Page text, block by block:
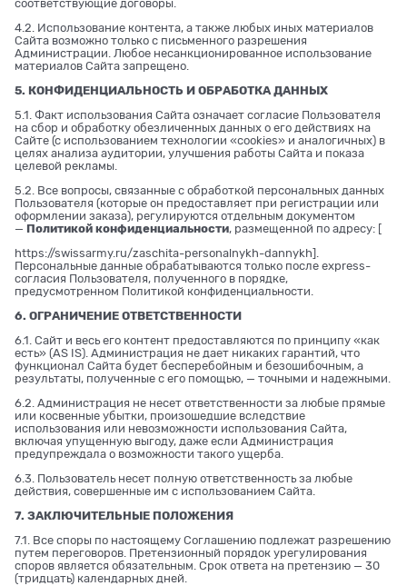
соответствующие договоры.
4.2. Использование контента, а также любых иных материалов
Сайта возможно только с письменного разрешения
Администрации. Любое несанкционированное использование
материалов Сайта запрещено.
5. КОНФИДЕНЦИАЛЬНОСТЬ И ОБРАБОТКА ДАННЫХ
5.1. Факт использования Сайта означает согласие Пользователя
на сбор и обработку обезличенных данных о его действиях на
Сайте (с использованием технологии «cookies» и аналогичных) в
целях анализа аудитории, улучшения работы Сайта и показа
целевой рекламы.
5.2. Все вопросы, связанные с обработкой персональных данных
Пользователя (которые он предоставляет при регистрации или
оформлении заказа), регулируются отдельным документом
— Политикой конфиденциальности, размещенной по адресу: [
https://swissarmy.ru/zaschita-personalnykh-dannykh].
Персональные данные обрабатываются только после express-
согласия Пользователя, полученного в порядке,
предусмотренном Политикой конфиденциальности.
6. ОГРАНИЧЕНИЕ ОТВЕТСТВЕННОСТИ
6.1. Сайт и весь его контент предоставляются по принципу «как
есть» (AS IS). Администрация не дает никаких гарантий, что
функционал Сайта будет бесперебойным и безошибочным, а
результаты, полученные с его помощью, — точными и надежными.
6.2. Администрация не несет ответственности за любые прямые
или косвенные убытки, произошедшие вследствие
использования или невозможности использования Сайта,
включая упущенную выгоду, даже если Администрация
предупреждала о возможности такого ущерба.
6.3. Пользователь несет полную ответственность за любые
действия, совершенные им с использованием Сайта.
7. ЗАКЛЮЧИТЕЛЬНЫЕ ПОЛОЖЕНИЯ
7.1. Все споры по настоящему Соглашению подлежат разрешению
путем переговоров. Претензионный порядок урегулирования
споров является обязательным. Срок ответа на претензию — 30
(тридцать) календарных дней.